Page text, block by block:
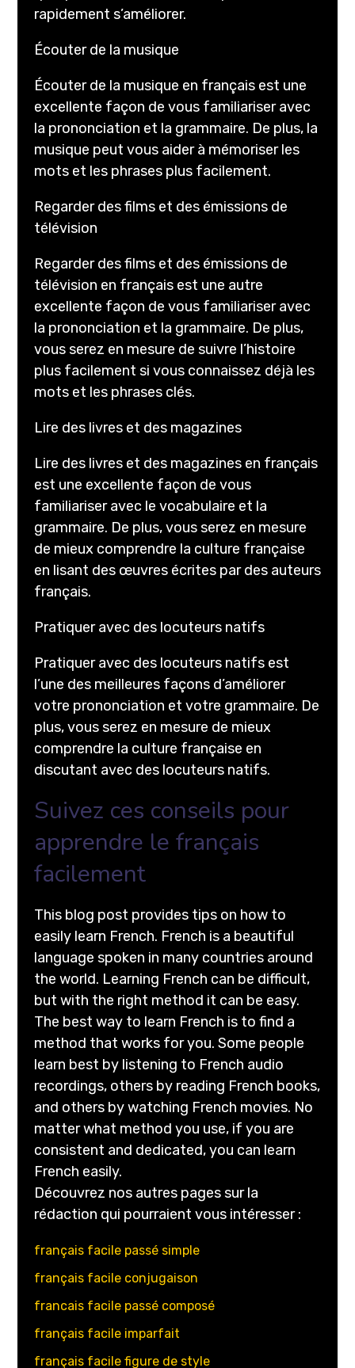
rapidement s’améliorer.
Écouter de la musique
Écouter de la musique en français est une
excellente façon de vous familiariser avec
la prononciation et la grammaire. De plus, la
musique peut vous aider à mémoriser les
mots et les phrases plus facilement.
Regarder des films et des émissions de
télévision
Regarder des films et des émissions de
télévision en français est une autre
excellente façon de vous familiariser avec
la prononciation et la grammaire. De plus,
vous serez en mesure de suivre l’histoire
plus facilement si vous connaissez déjà les
mots et les phrases clés.
Lire des livres et des magazines
Lire des livres et des magazines en français
est une excellente façon de vous
familiariser avec le vocabulaire et la
grammaire. De plus, vous serez en mesure
de mieux comprendre la culture française
en lisant des œuvres écrites par des auteurs
français.
Pratiquer avec des locuteurs natifs
Pratiquer avec des locuteurs natifs est
l’une des meilleures façons d’améliorer
votre prononciation et votre grammaire. De
plus, vous serez en mesure de mieux
comprendre la culture française en
discutant avec des locuteurs natifs.
Suivez ces conseils pour
apprendre le français
facilement
This blog post provides tips on how to
easily learn French. French is a beautiful
language spoken in many countries around
the world. Learning French can be difficult,
but with the right method it can be easy.
The best way to learn French is to find a
method that works for you. Some people
learn best by listening to French audio
recordings, others by reading French books,
and others by watching French movies. No
matter what method you use, if you are
consistent and dedicated, you can learn
French easily.
Découvrez nos autres pages sur la
rédaction qui pourraient vous intéresser :
français facile passé simple
français facile conjugaison
francais facile passé composé
français facile imparfait
français facile figure de style